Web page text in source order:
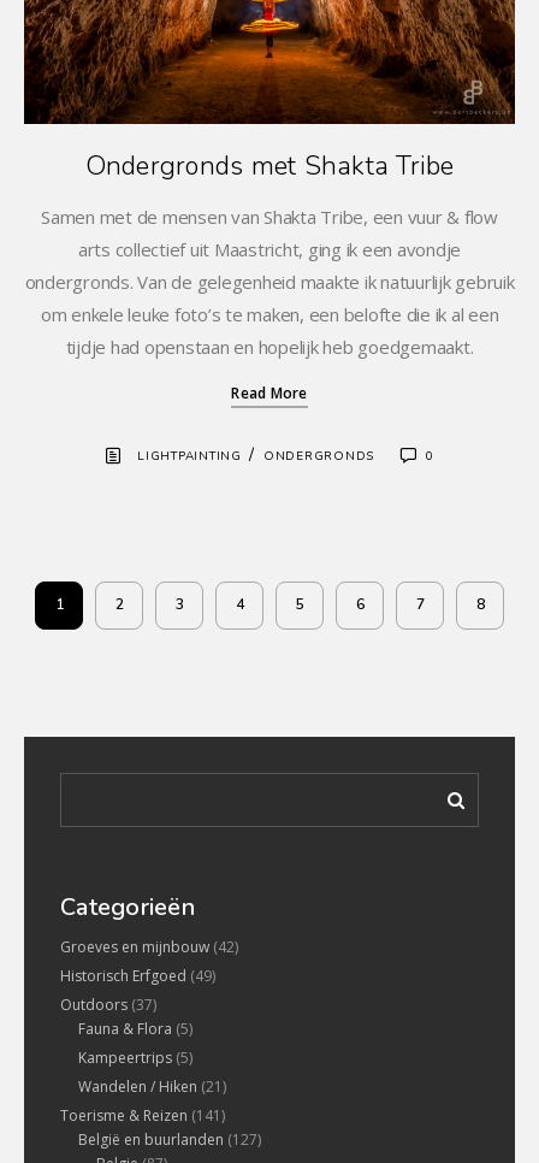
Ondergronds met Shakta Tribe
Samen met de mensen van Shakta Tribe, een vuur & flow
arts collectief uit Maastricht, ging ik een avondje
ondergronds. Van de gelegenheid maakte ik natuurlijk gebruik
om enkele leuke foto’s te maken, een belofte die ik al een
tijdje had openstaan en hopelijk heb goedgemaakt.
Read More
LIGHTPAINTING / ONDERGRONDS 0
1 2 3 4 5 6 7 8
Categorieën
Groeves en mijnbouw (42)
Historisch Erfgoed (49)
Outdoors (37)
Fauna & Flora (5)
Kampeertrips (5)
Wandelen / Hiken (21)
Toerisme & Reizen (141)
België en buurlanden (127)